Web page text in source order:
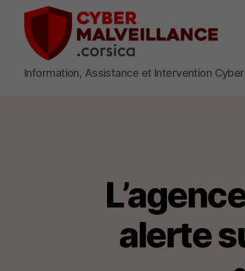
Information, Assistance et Intervention
alerte